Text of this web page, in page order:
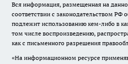
Вся информация, размещенная на
соответствии с законодательством РФ
подлежит использованию кем-либо в
том числе воспроизведению,
как с письменного разрешения
«На информационном ресурсе